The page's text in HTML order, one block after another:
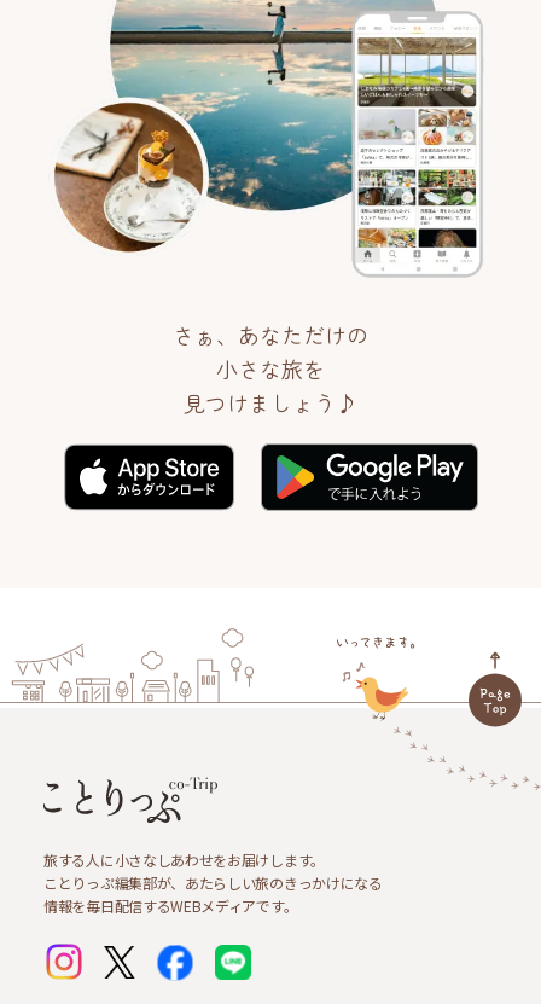
さぁ、あなただけの
小さな旅を
見つけましょう♪
旅する人に小さなしあわせをお届けします。
ことりっぷ編集部が、あたらしい旅のきっかけになる
情報を毎日配信するWEBメディアです。